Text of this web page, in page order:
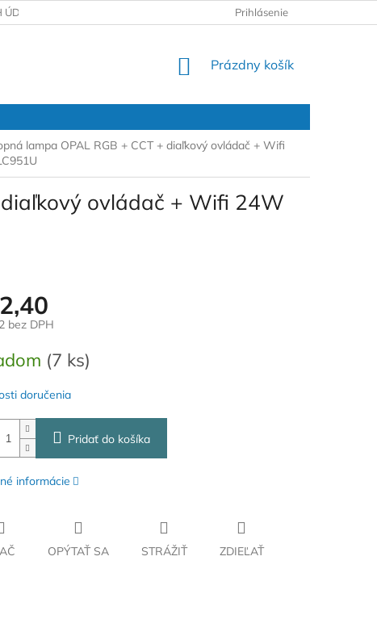
Prihlásenie
NÁKUPNÝ
Prázdny košík
lampa OPAL RGB + CCT + diaľkový ovládač + Wifi
diaľkový ovládač + Wifi 24W
bez DPH
(7 ks)
doručenia
Pridať do košíka
informácie
OPÝTAŤ SA STRÁŽIŤ ZDIEĽAŤ